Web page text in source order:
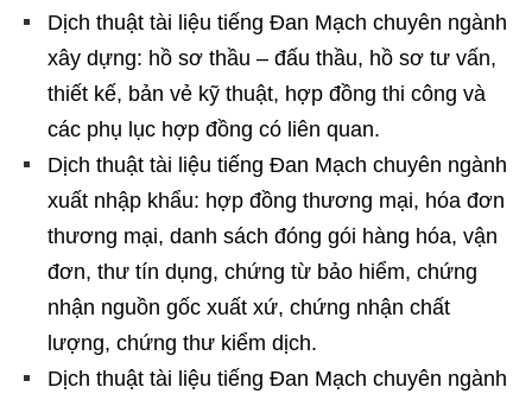
Dịch thuật tài liệu tiếng Đan Mạch chuyên ngành
xây dựng: hồ sơ thầu – đấu thầu, hồ sơ tư vấn,
thiết kế, bản vẻ kỹ thuật, hợp đồng thi công và
các phụ lục hợp đồng có liên quan.
Dịch thuật tài liệu tiếng Đan Mạch chuyên ngành
xuất nhập khẩu: hợp đồng thương mại, hóa đơn
thương mại, danh sách đóng gói hàng hóa, vận
đơn, thư tín dụng, chứng từ bảo hiểm, chứng
nhận nguồn gốc xuất xứ, chứng nhận chất
lượng, chứng thư kiểm dịch.
Dịch thuật tài liệu tiếng Đan Mạch chuyên ngành